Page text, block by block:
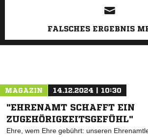
FALSCHES ERGEBNIS
MAGAZIN 14.12.2024 | 10:30
"EHRENAMT SCHAFFT EIN
ZUGEHÖRIGKEITSGEFÜHL"
Ehre, wem Ehre gebührt: unseren